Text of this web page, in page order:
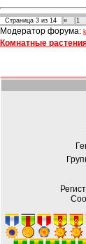
Страница 3 из 14 « 1
Модератор форума:
Комнатные